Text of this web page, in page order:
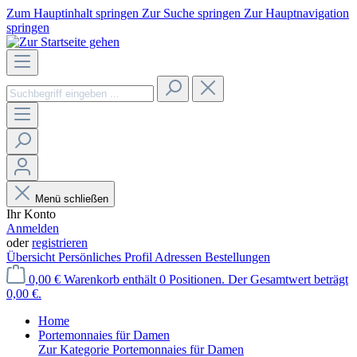
Zum Hauptinhalt springen Zur Suche springen Zur Hauptnavigation
springen
Menü schließen
Ihr Konto
Anmelden
oderregistrieren
Übersicht Persönliches Profil Adressen Bestellungen
0,00 € Warenkorb enthält 0 Positionen. Der Gesamtwert beträgt
0,00 €.
Home
Portemonnaies für Damen
Zur Kategorie Portemonnaies für Damen